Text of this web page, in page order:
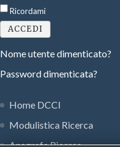
Ricordami
ACCEDI
Nome utente dimenticato?
Password dimenticata?
Home DCCI
Modulistica Ricerca